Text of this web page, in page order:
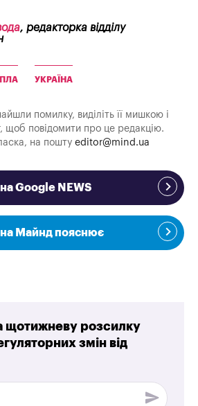
, редакторка відділу
УКРАЇНА
помилку, виділіть її мишкою і
щоб повідомити про це редакцію.
на пошту editor@mind.ua
Google NEWS
Майнд пояснює
щотижневу розсилку
змін від